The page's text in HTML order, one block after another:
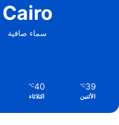
Cairo
سماء صافية
39
℃
الأثنين
40
℃
الثلاثاء